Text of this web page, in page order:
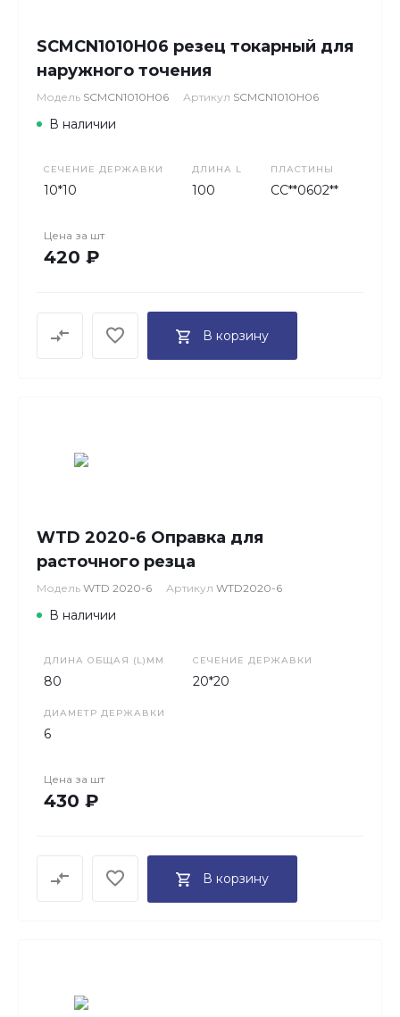
SCMCN1010H06 резец токарный для
наружного точения
Модель SCMCN1010H06 Артикул SCMCN1010H06
В наличии
СЕЧЕНИЕ ДЕРЖАВКИ
10*10
ДЛИНА L
100
ПЛАСТИНЫ
CC**0602**
Цена за шт
420 ₽
В корзину
WTD 2020-6 Оправка для
расточного резца
Модель WTD 2020-6 Артикул WTD2020-6
В наличии
ДЛИНА ОБЩАЯ (L)ММ
80
СЕЧЕНИЕ ДЕРЖАВКИ
20*20
ДИАМЕТР ДЕРЖАВКИ
6
Цена за шт
430 ₽
В корзину